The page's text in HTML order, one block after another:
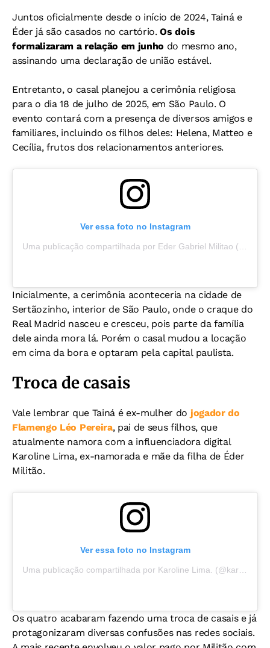
Juntos oficialmente desde o início de 2024, Tainá e
Éder já são casados no cartório.Os dois
formalizaram a relação em junho do mesmo ano,
assinando uma declaração de união estável.
Entretanto, o casal planejou a cerimônia religiosa
para o dia 18 de julho de 2025, em São Paulo. O
evento contará com a presença de diversos amigos e
familiares, incluindo os filhos deles: Helena, Matteo e
Cecília, frutos dos relacionamentos anteriores.
Ver essa foto no Instagram
Uma publicação compartilhada por Eder Gabriel Militao (@edermilitao)
Inicialmente, a cerimônia aconteceria na cidade de
Sertãozinho, interior de São Paulo, onde o craque do
Real Madrid nasceu e cresceu, pois parte da família
dele ainda mora lá. Porém o casal mudou a locação
em cima da bora e optaram pela capital paulista.
Troca de casais
Vale lembrar que Tainá é ex-mulher do jogador do
Flamengo Léo Pereira, pai de seus filhos, que
atualmente namora com a influenciadora digital
Karoline Lima, ex-namorada e mãe da filha de Éder
Militão.
Ver essa foto no Instagram
Uma publicação compartilhada por Karoline Lima. (@karolinel)
Os quatro acabaram fazendo uma troca de casais e já
protagonizaram diversas confusões nas redes sociais.